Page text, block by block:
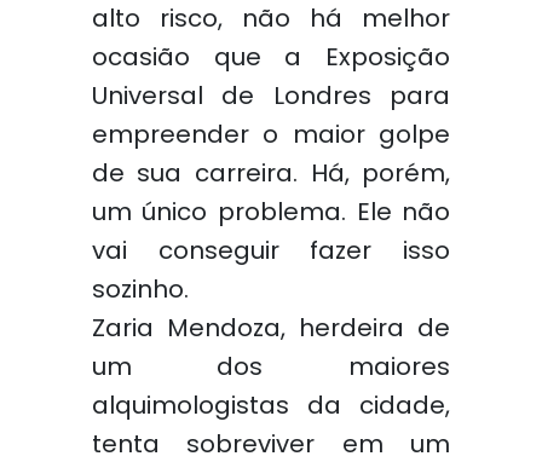
alto risco, não há melhor
ocasião que a Exposição
Universal de Londres para
empreender o maior golpe
de sua carreira. Há, porém,
um único problema. Ele não
vai conseguir fazer isso
sozinho.
Zaria Mendoza, herdeira de
um dos maiores
alquimologistas da cidade,
tenta sobreviver em um